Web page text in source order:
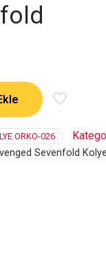
ORKO-026
Sevenfold Kolye